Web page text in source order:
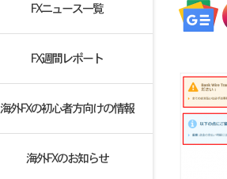
FXニュース一覧
FX週間レポート
海外FXの初心者方向けの情報
海外FXのお知らせ